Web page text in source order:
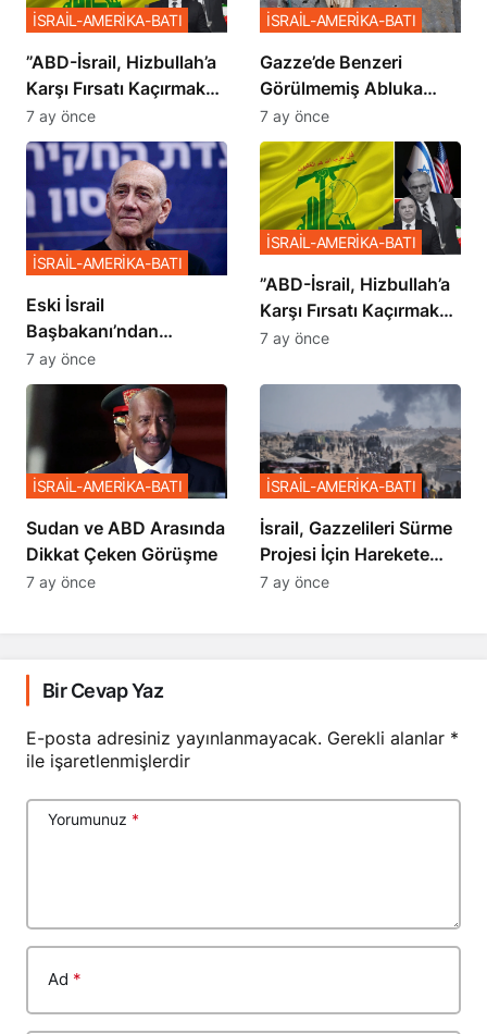
​​​​​​​”ABD-İsrail, Hizbullah’a
Karşı Fırsatı Kaçırmak
İstemiyor”
İSRAİL-AMERİKA-BATI
7 ay önce
​​​​​​​Gazze’de Benzeri
Görülmemiş Abluka
Planı
İSRAİL-AMERİKA-BATI
7 ay önce
Eski İsrail
Başbakanı’ndan
Netanyahu’ya Ağır
Sözler
İSRAİL-AMERİKA-BATI
7 ay önce
​​​​​​​”ABD-İsrail, Hizbullah’a
Karşı Fırsatı Kaçırmak
İstemiyor”
İSRAİL-AMERİKA-BATI
7 ay önce
Sudan ve ABD Arasında
Dikkat Çeken Görüşme
İSRAİL-AMERİKA-BATI
7 ay önce
İsrail, Gazzelileri Sürme
Projesi İçin Harekete
Geçti
İSRAİL-AMERİKA-BATI
7 ay önce
Bir Cevap Yaz
E-posta adresiniz yayınlanmayacak. Gerekli alanlar *
ile işaretlenmişlerdir
Yorumunuz *
Ad *